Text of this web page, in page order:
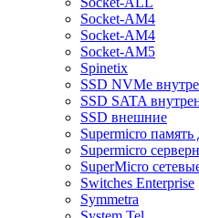
Socket-AM4
Socket-AM4
Socket-AM5
Spinetix
SSD NVMe
SSD SATA
SSD внешние
Supermicro память
Supermicro
SuperMicro
Switches Enterprise
Symmetra